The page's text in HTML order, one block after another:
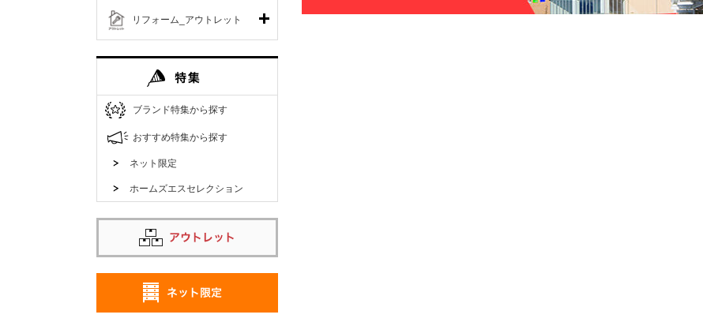
リフォーム_アウトレット
ブランド特集から探す
おすすめ特集から探す
ネット限定
ホームズエスセレクション